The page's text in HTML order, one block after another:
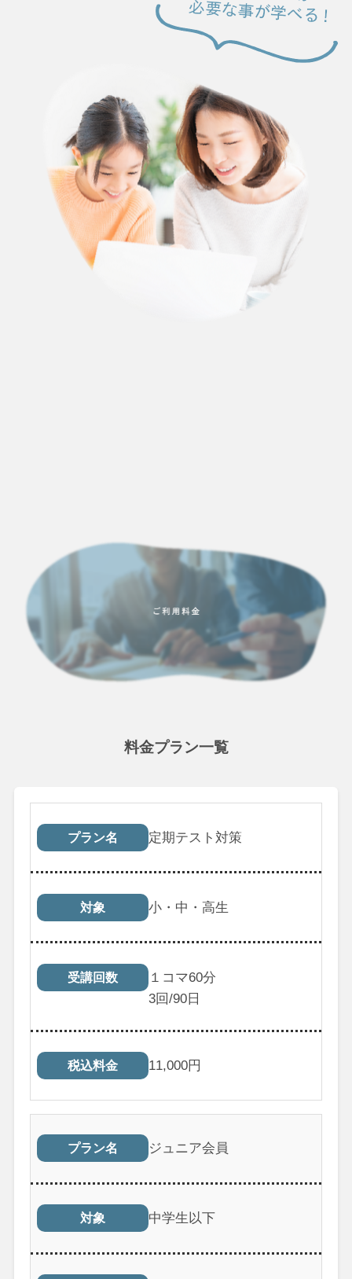
料金プラン一覧
プラン名 対象 受講回数
プラン名 定期テスト対策
対象 小・中・高生
受講回数
１コマ60分
3回/90日
税込料金 11,000円
プラン名 ジュニア会員
対象 中学生以下